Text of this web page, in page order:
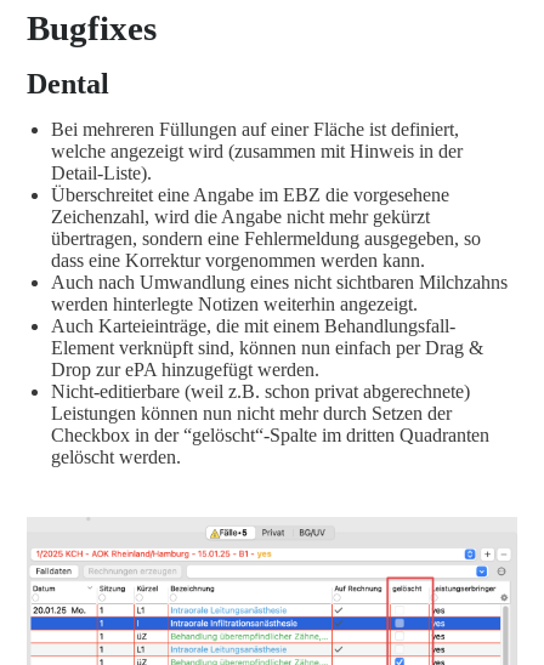
Bugfixes
Dental
Bei mehreren Füllungen auf einer Fläche ist definiert,
welche angezeigt wird (zusammen mit Hinweis in der
Detail-Liste).
Überschreitet eine Angabe im EBZ die vorgesehene
Zeichenzahl, wird die Angabe nicht mehr gekürzt
übertragen, sondern eine Fehlermeldung ausgegeben, so
dass eine Korrektur vorgenommen werden kann.
Auch nach Umwandlung eines nicht sichtbaren Milchzahns
werden hinterlegte Notizen weiterhin angezeigt.
Auch Karteieinträge, die mit einem Behandlungsfall-
Element verknüpft sind, können nun einfach per Drag &
Drop zur ePA hinzugefügt werden.
Nicht-editierbare (weil z.B. schon privat abgerechnete)
Leistungen können nun nicht mehr durch Setzen der
Checkbox in der “gelöscht“-Spalte im dritten Quadranten
gelöscht werden.